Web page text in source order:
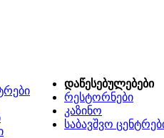
დაწესებულებები
რესტორნები
კაზინო
საბავშვო